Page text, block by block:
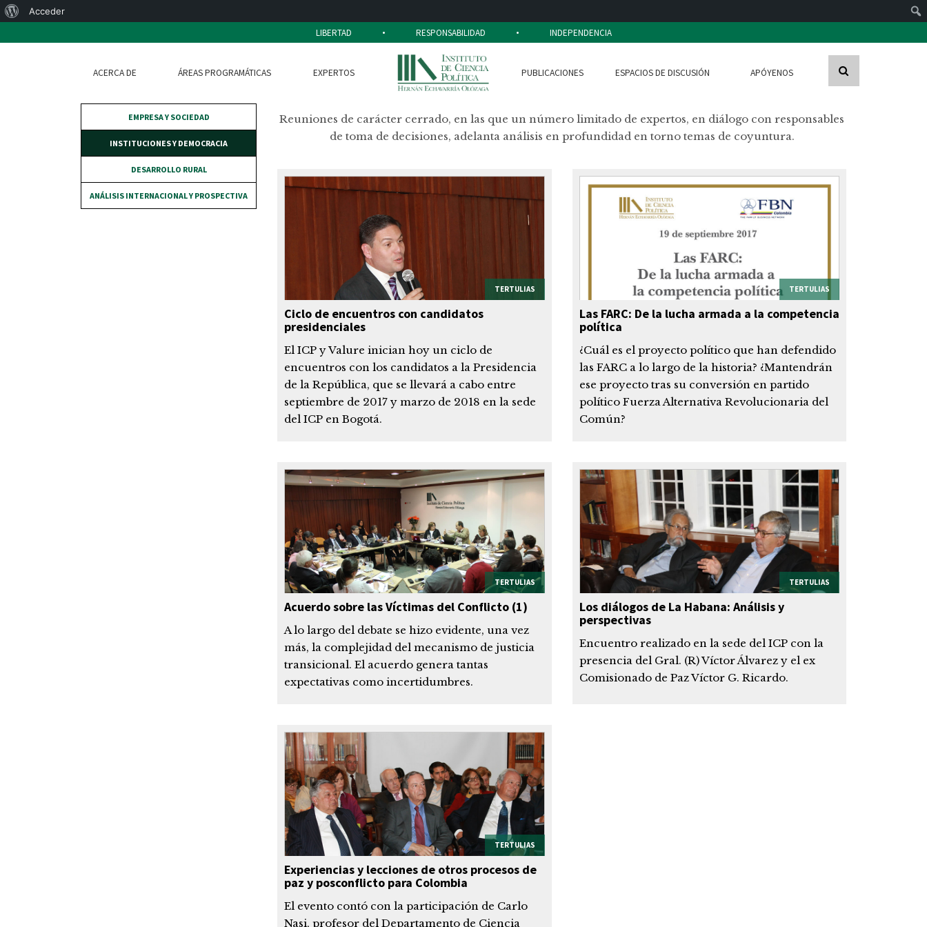
LIBERTAD . RESPONSABILIDAD . INDEPENDENCIA
ACERCA DE ÁREAS PROGRAMÁTICAS EXPERTOS PUBLICACIONES ESPACIOS DE DISCUSIÓN APÓYENOS
EMPRESA Y SOCIEDAD
INSTITUCIONES Y DEMOCRACIA
DESARROLLO RURAL
ANÁLISIS INTERNACIONAL Y PROSPECTIVA
Reuniones de carácter cerrado, en las que un número limitado de expertos, en diálogo con responsables
de toma de decisiones, adelanta análisis en profundidad en torno temas de coyuntura.
TERTULIAS
Ciclo de encuentros con candidatos
presidenciales
El ICP y Valure inician hoy un ciclo de
encuentros con los candidatos a la Presidencia
de la República, que se llevará a cabo entre
septiembre de 2017 y marzo de 2018 en la sede
del ICP en Bogotá.
TERTULIAS
Las FARC: De la lucha armada a la competencia
política
¿Cuál es el proyecto político que han defendido
las FARC a lo largo de la historia? ¿Mantendrán
ese proyecto tras su conversión en partido
político Fuerza Alternativa Revolucionaria del
Común?
TERTULIAS
Acuerdo sobre las Víctimas del Conflicto (1)
A lo largo del debate se hizo evidente, una vez
más, la complejidad del mecanismo de justicia
transicional. El acuerdo genera tantas
expectativas como incertidumbres.
TERTULIAS
Los diálogos de La Habana: Análisis y
perspectivas
Encuentro realizado en la sede del ICP con la
presencia del Gral. (R) Víctor Álvarez y el ex
Comisionado de Paz Víctor G. Ricardo.
TERTULIAS
Experiencias y lecciones de otros procesos de
paz y posconflicto para Colombia
El evento contó con la participación de Carlo
Nasi, profesor del Departamento de Ciencia
Acerca
Acceder